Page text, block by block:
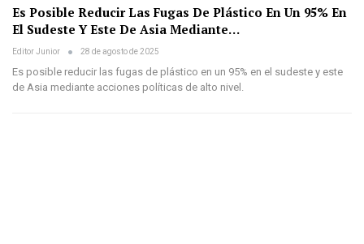
Es Posible Reducir Las Fugas De Plástico En Un 95% En
El Sudeste Y Este De Asia Mediante…
Editor Junior 28 de agosto de 2025
Es posible reducir las fugas de plástico en un 95% en el sudeste y este
de Asia mediante acciones políticas de alto nivel.